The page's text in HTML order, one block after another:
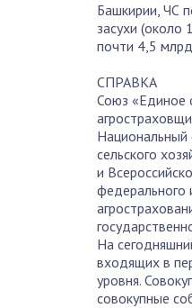
Башкирии, ЧС
засухи (около
почти 4,5
СПРАВКА
Союз «Единое
Национальный
сельского
и
федерального
На
входящих в
уровня.
совокупные